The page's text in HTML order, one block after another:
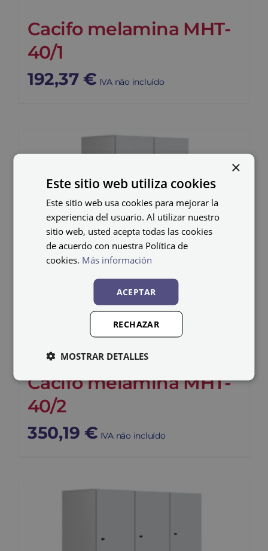
Cacifo melamina MHT-
40/1
192,37 € IVA não incluído
Cacifo melamina MHT-
40/2
350,19 € IVA não incluído
×
Este sitio web utiliza cookies
Este sitio web usa cookies para mejorar la
experiencia del usuario. Al utilizar nuestro
sitio web, usted acepta todas las cookies
de acuerdo con nuestra Política de
cookies. Más información
ACEPTAR
RECHAZAR
MOSTRAR DETALLES